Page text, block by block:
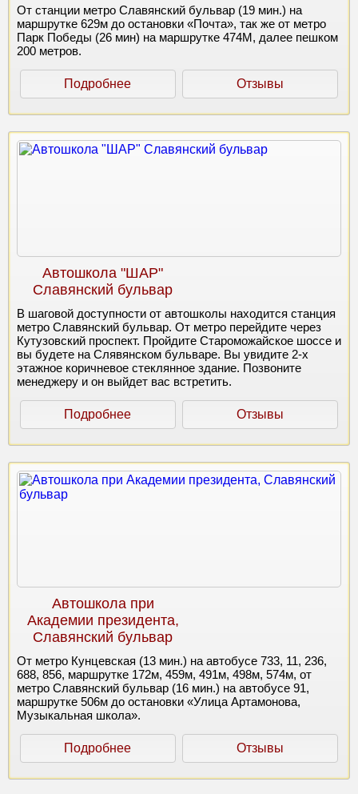
От станции метро Славянский бульвар (19 мин.) на
маршрутке 629м до остановки «Почта», так же от метро
Парк Победы (26 мин) на маршрутке 474М, далее пешком
200 метров.
Подробнее Отзывы
Автошкола "ШАР"
Славянский бульвар
В шаговой доступности от автошколы находится станция
метро Славянский бульвар. От метро перейдите через
Кутузовский проспект. Пройдите Староможайское шоссе и
вы будете на Слявянском бульваре. Вы увидите 2-х
этажное коричневое стеклянное здание. Позвоните
менеджеру и он выйдет вас встретить.
Подробнее Отзывы
Автошкола при
Академии президента,
Славянский бульвар
От метро Кунцевская (13 мин.) на автобусе 733, 11, 236,
688, 856, маршрутке 172м, 459м, 491м, 498м, 574м, от
метро Славянский бульвар (16 мин.) на автобусе 91,
маршрутке 506м до остановки «Улица Артамонова,
Музыкальная школа».
Подробнее Отзывы